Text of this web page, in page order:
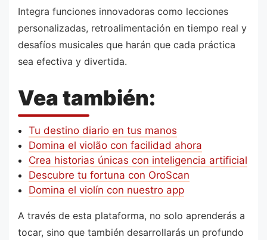
Integra funciones innovadoras como lecciones
personalizadas, retroalimentación en tiempo real y
desafíos musicales que harán que cada práctica
sea efectiva y divertida.
Vea también:
Tu destino diario en tus manos
Domina el violão con facilidad ahora
Crea historias únicas con inteligencia artificial
Descubre tu fortuna con OroScan
Domina el violín con nuestro app
A través de esta plataforma, no solo aprenderás a
tocar, sino que también desarrollarás un profundo